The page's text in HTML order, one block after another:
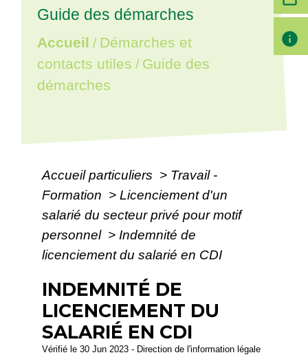
Guide des démarches
Accueil / Démarches et
contacts utiles / Guide des
démarches
Accueil particuliers > Travail -
Formation > Licenciement d'un
salarié du secteur privé pour motif
personnel > Indemnité de
licenciement du salarié en CDI
INDEMNITÉ DE
LICENCIEMENT DU
SALARIÉ EN CDI
Vérifié le 30 Jun 2023 - Direction de l'information légale
info